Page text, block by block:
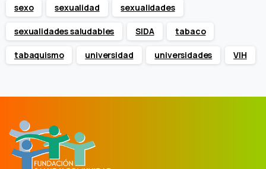
sexo sexualidad sexualidades
sexualidades saludables SIDA tabaco
tabaquismo universidad universidades VIH